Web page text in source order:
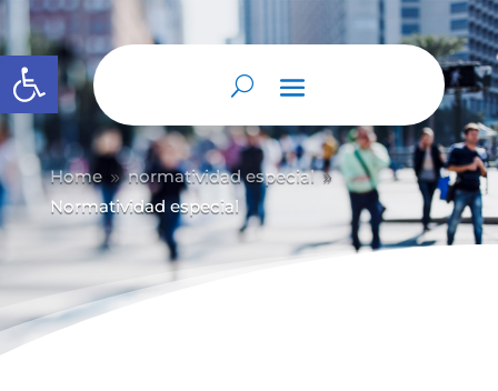
Abrir barra de herramientas
Home 9 normatividad especial 9
Normatividad especial